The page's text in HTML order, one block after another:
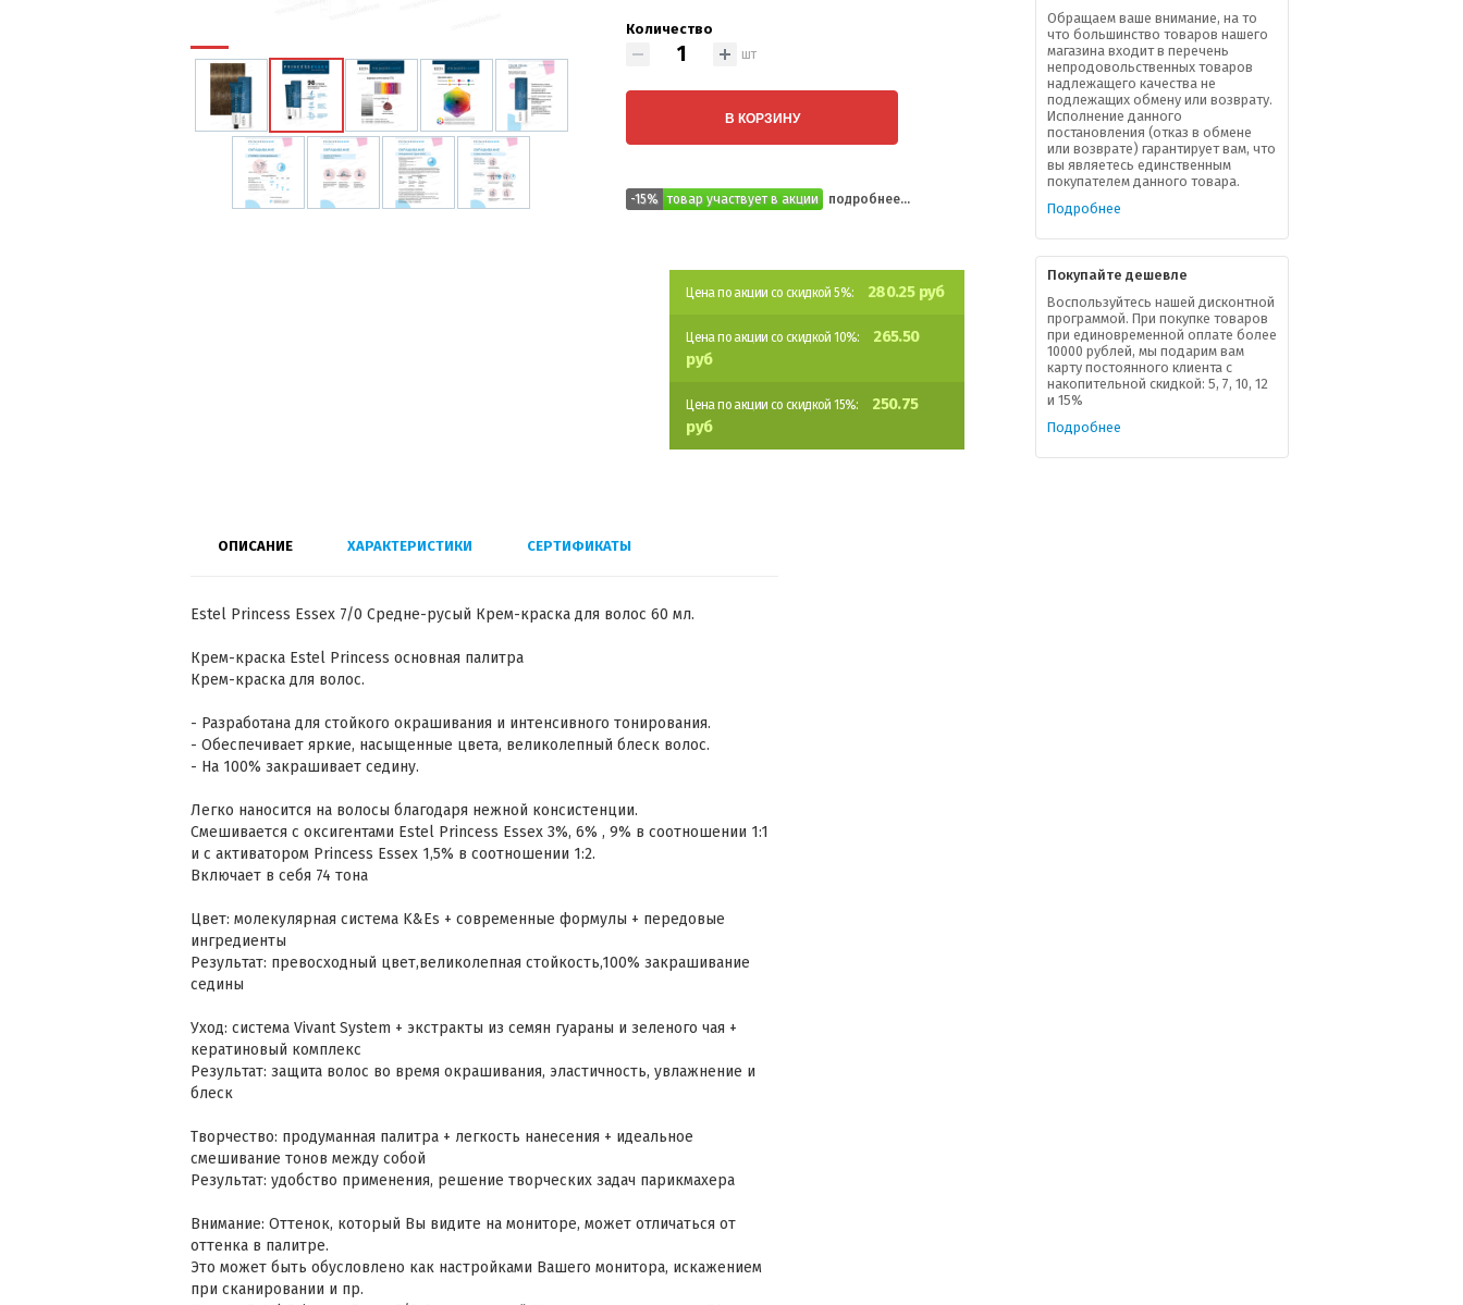
Количество
шт
В КОРЗИНУ
-15% товар участвует в акции подробнее...
Цена по акции со скидкой 5%: 280.25 руб
Цена по акции со скидкой 10%:
265.50
руб
Цена по акции со скидкой 15%:
250.75
руб
ОПИСАНИЕ ХАРАКТЕРИСТИКИ СЕРТИФИКАТЫ
Estel Princess Essex 7/0 Средне-русый Крем-краска для волос 60 мл.
Крем-краска Estel Princess основная палитра
Крем-краска для волос.
- Разработана для стойкого окрашивания и интенсивного тонирования.
- Обеспечивает яркие, насыщенные цвета, великолепный блеск волос.
- На 100% закрашивает седину.
Легко наносится на волосы благодаря нежной консистенции.
Смешивается с оксигентами Estel Princess Essex 3%, 6% , 9% в соотношении 1:1
и с активатором Princess Essex 1,5% в соотношении 1:2.
Включает в себя 74 тона
Цвет: молекулярная система K&Es + современные формулы + передовые
ингредиенты
Результат: превосходный цвет,великолепная стойкость,100% закрашивание
седины
Уход: система Vivant System + экстракты из семян гуараны и зеленого чая +
кератиновый комплекс
Результат: защита волос во время окрашивания, эластичность, увлажнение и
блеск
Творчество: продуманная палитра + легкость нанесения + идеальное
смешивание тонов между собой
Результат: удобство применения, решение творческих задач парикмахера
Внимание: Оттенок, который Вы видите на мониторе, может отличаться от
оттенка в палитре.
Это может быть обусловлено как настройками Вашего монитора, искажением
при сканировании и пр.
Обращаем ваше внимание, на то
что большинство товаров нашего
магазина входит в перечень
непродовольственных товаров
надлежащего качества не
подлежащих обмену или возврату.
Исполнение данного
постановления (отказ в обмене
или возврате) гарантирует вам, что
вы являетесь единственным
покупателем данного товара.
Подробнее
Покупайте дешевле
Воспользуйтесь нашей дисконтной
программой. При покупке товаров
при единовременной оплате более
10000 рублей, мы подарим вам
карту постоянного клиента с
накопительной скидкой: 5, 7, 10, 12
и 15%
Подробнее